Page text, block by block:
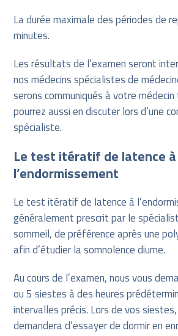
La durée maximale des périodes de
minutes.
Les résultats de l’examen seront
nos médecins spécialistes de
serons communiqués à votre
pourrez aussi en discuter lors d’une
spécialiste.
Le test itératif de latence à
l’endormissement
Le test itératif de latence à
généralement prescrit par le
sommeil, de préférence après une
afin d’étudier la somnolence diurne.
Au cours de l’examen, nous vous
ou 5 siestes à des heures
intervalles précis. Lors de vos
demandera d’essayer de dormir en